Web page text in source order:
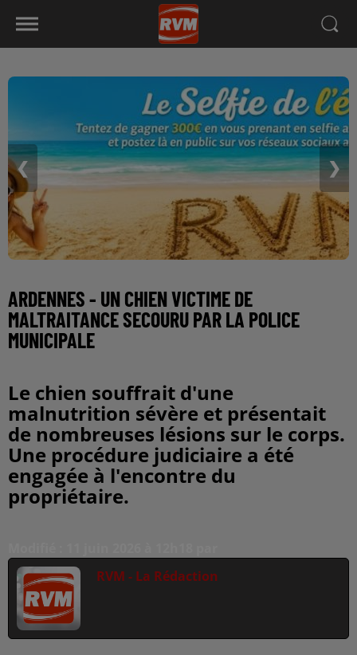
❮ ❯
ARDENNES - UN CHIEN VICTIME DE
MALTRAITANCE SECOURU PAR LA POLICE
MUNICIPALE
Le chien souffrait d'une
malnutrition sévère et présentait
de nombreuses lésions sur le corps.
Une procédure judiciaire a été
engagée à l'encontre du
propriétaire.
RVM - La Rédaction